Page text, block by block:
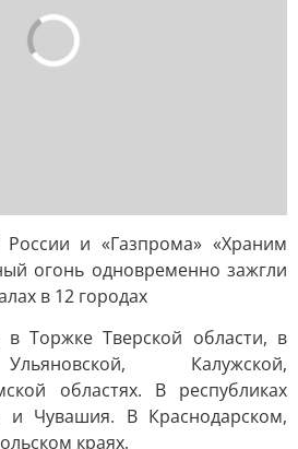
и «Газпрома» «Храним
огонь одновременно зажгли
в 12 городах
Торжке Тверской области, в
Калужской,
областях. В республиках
и Чувашия. В Краснодарском,
краях.